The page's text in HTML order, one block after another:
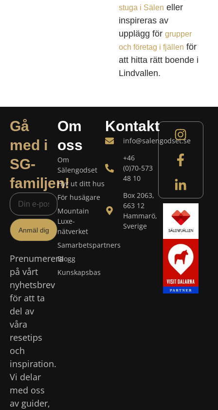
stuga i Sälen eller
inspireras av
upplägg för grupper
och företag i fjällen för
att hitta rätt boende i
Lindvallen.
Gå
med i
SG-
familjen!
Anmäl dig
Prenumerera
på vårt
nyhetsbrev
för att ta
del av
våra
resetips
och
inspiration.
Vi delar
med oss
av guider,
Om
oss
Om
Sälengodset
Hyr ut ditt hus
För husägare
Mountain
Luxe-
nätverket
Samarbetspartners
Blogg
Kunskapsbas
Kontakt
info@salengodset.se
+46
(0)70-573
48 10
Box 2063,
663 12
Hammarö,
Sverige